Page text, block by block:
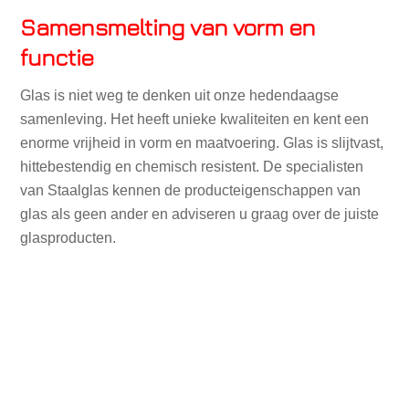
Samensmelting van vorm en
functie
Glas is niet weg te denken uit onze hedendaagse
samenleving. Het heeft unieke kwaliteiten en kent een
enorme vrijheid in vorm en maatvoering. Glas is slijtvast,
hittebestendig en chemisch resistent. De specialisten
van Staalglas kennen de producteigenschappen van
glas als geen ander en adviseren u graag over de juiste
glasproducten.